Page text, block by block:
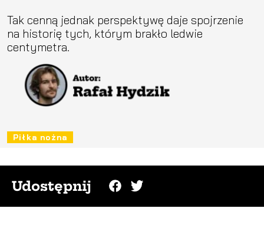
Tak cenną jednak perspektywę daje spojrzenie
na historię tych, którym brakło ledwie
centymetra.
Piłka nożna
Udostępnij